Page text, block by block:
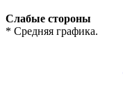
Слабые стороны
* Средняя графика.